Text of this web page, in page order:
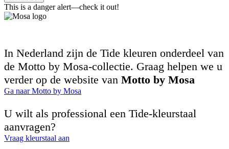
This is a danger alert—check it out!
In Nederland zijn de Tide kleuren onderdeel van
de Motto by Mosa-collectie. Graag helpen we u
verder op de website van Motto by Mosa
Ga naar Motto by Mosa
U wilt als professional een Tide-kleurstaal
aanvragen?
Vraag kleurstaal aan